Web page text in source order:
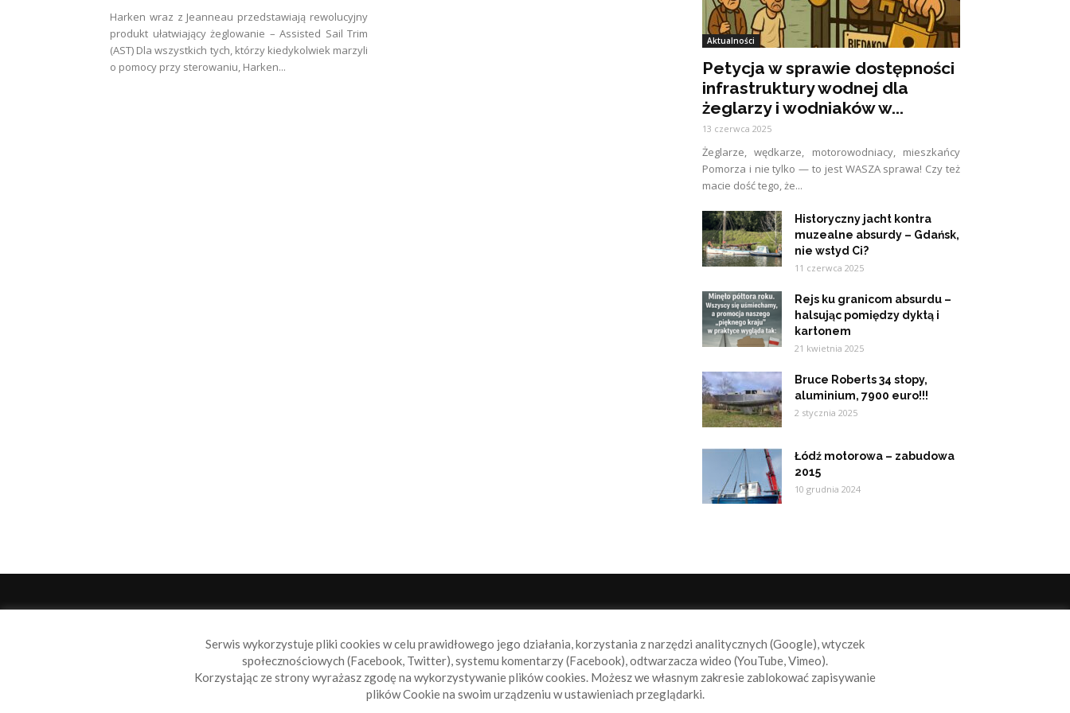
Harken wraz z Jeanneau przedstawiają rewolucyjny
produkt ułatwiający żeglowanie – Assisted Sail Trim
(AST) Dla wszystkich tych, którzy kiedykolwiek marzyli
o pomocy przy sterowaniu, Harken...
Aktualności
Petycja w sprawie dostępności
infrastruktury wodnej dla
żeglarzy i wodniaków w...
13 czerwca 2025
Żeglarze, wędkarze, motorowodniacy, mieszkańcy
Pomorza i nie tylko — to jest WASZA sprawa! Czy też
macie dość tego, że...
Historyczny jacht kontra
muzealne absurdy – Gdańsk,
nie wstyd Ci?
11 czerwca 2025
Rejs ku granicom absurdu –
halsując pomiędzy dyktą i
kartonem
21 kwietnia 2025
Bruce Roberts 34 stopy,
aluminium, 7900 euro!!!
2 stycznia 2025
Łódź motorowa – zabudowa
2015
10 grudnia 2024
Sailbook.pl to miejsce dla wszystkich, którzy szukają aktualnych
wiadomości ze świata żeglarstwa, świata motorowodniactwa i
nie tylko.
Serwis wykorzystuje pliki cookies w celu prawidłowego jego działania, korzystania z narzędzi analitycznych (Google), wtyczek
społecznościowych (Facebook, Twitter), systemu komentarzy (Facebook), odtwarzacza wideo (YouTube, Vimeo).
Korzystając ze strony wyrażasz zgodę na wykorzystywanie plików cookies. Możesz we własnym zakresie zablokować zapisywanie
plików Cookie na swoim urządzeniu w ustawieniach przeglądarki.